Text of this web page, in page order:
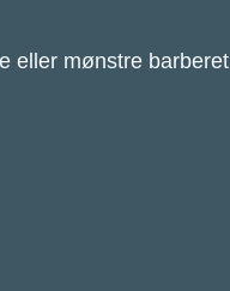
eller mønstre